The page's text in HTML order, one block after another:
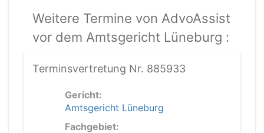
Weitere Termine von AdvoAssist
vor dem Amtsgericht Lüneburg :
Terminsvertretung Nr. 885933
Gericht:
Amtsgericht Lüneburg
Fachgebiet: